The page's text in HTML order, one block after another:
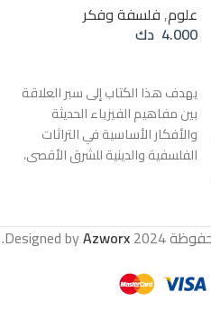
علوم,فلسفة وفكر
4.000 دك
يهدف هذا الكتاب إلى سبر العلاقة
بين مفاهيم الفيزياء الحديثة
والأفكار الأساسية في التراثات
الفلسفية والدينية للشرق الأقصى،
رؤية العالم بالطريقة التي تراه بها
والطاوية والفيزياء الحديثة تقودنا
إلى رؤية للعالم مشابهة جداً لتلك
2024 Designed by
Azworx
.